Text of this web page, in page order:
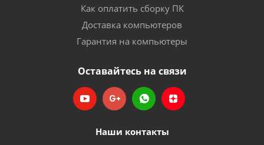
Как оплатить сборку ПК
Доставка компьютеров
Гарантия на компьютеры
Оставайтесь на связи
Наши контакты